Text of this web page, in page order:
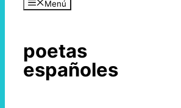
Menú
poetas
españoles